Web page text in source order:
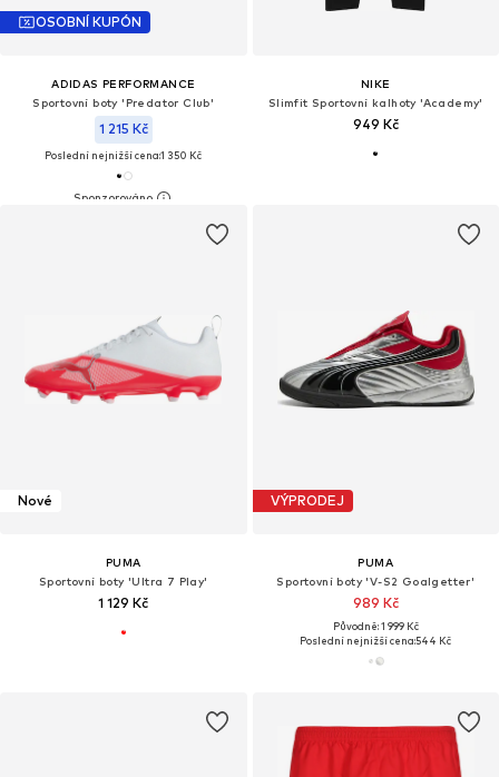
OSOBNÍ KUPÓN
ADIDAS PERFORMANCE
Sportovní boty 'Predator Club'
1 215 Kč
Poslední nejnižší cena:1 350 Kč
NIKE
Slimfit Sportovní kalhoty 'Academy'
949 Kč
Nové
PUMA
Sportovní boty 'Ultra 7 Play'
1 129 Kč
VÝPRODEJ
PUMA
Sportovní boty 'V-S2 Goalgetter'
989 Kč
Původně: 1 999 Kč
Poslední nejnižší cena:544 Kč